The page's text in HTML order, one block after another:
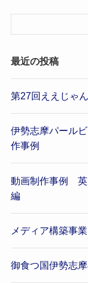
最近の投稿
第27回ええじゃ
伊勢志摩パール
作事例
動画制作事例 英
編
メディア構築事
御食つ国伊勢志